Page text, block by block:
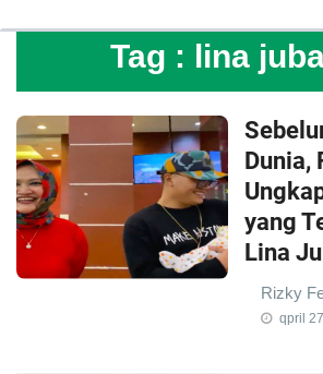
Tag : lina
Dunia,
yang
Lina
Rizky
qpril